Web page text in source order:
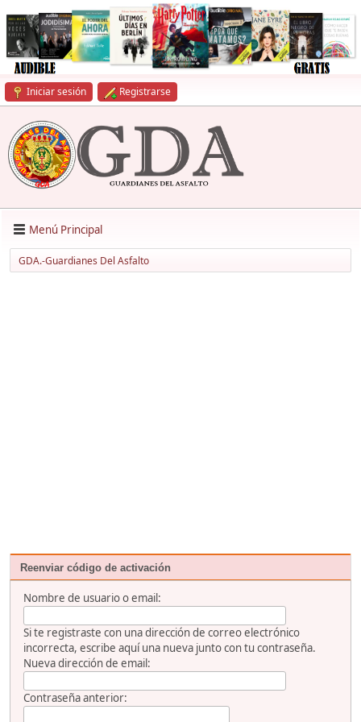
Iniciar sesión Registrarse
Menú Principal
GDA.-Guardianes Del Asfalto
Reenviar código de activación
Nombre de usuario o email:
Si te registraste con una dirección de correo electrónico
incorrecta, escribe aquí una nueva junto con tu contraseña.
Nueva dirección de email:
Contraseña anterior: